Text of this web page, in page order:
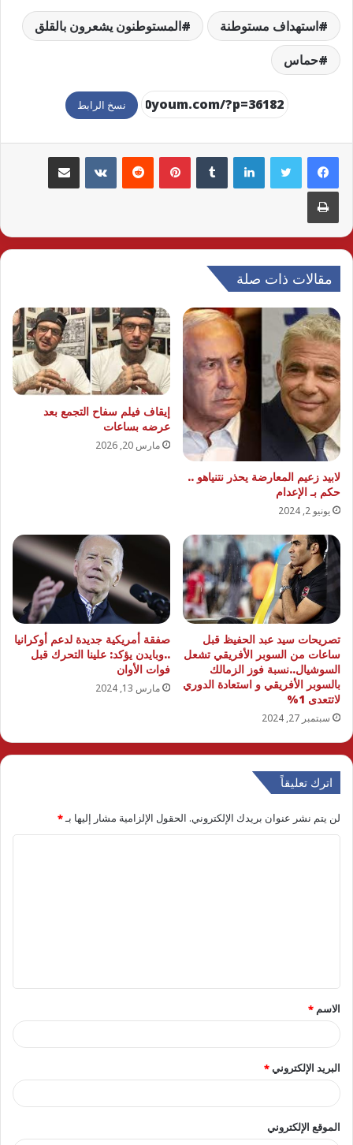
استهداف مستوطنة
المستوطنون يشعرون بالقلق
حماس
نسخ الرابط
لينكدإن بينتيريست مشاركة عبر البريد
طباعة
مقالات ذات صلة
لابيد زعيم المعارضة يحذر نتنياهو ..
حكم بـ الإعدام
يونيو 2, 2024
إيقاف فيلم سفاح التجمع بعد
عرضه بساعات
مارس 20, 2026
تصريحات سيد عبد الحفيظ قبل
ساعات من السوبر الأفريقي تشعل
السوشيال..نسبة فوز الزمالك
بالسوبر الأفريقي و استعادة الدوري
لاتتعدى 1%
سبتمبر 27, 2024
صفقة أمريكية جديدة لدعم أوكرانيا
..وبايدن يؤكد: علينا التحرك قبل
فوات الأوان
مارس 13, 2024
اترك تعليقاً
لن يتم نشر عنوان بريدك الإلكتروني. الحقول الإلزامية مشار إليها بـ*
ق
*
الاسم *
البريد الإلكتروني*
الموقع الإلكتروني